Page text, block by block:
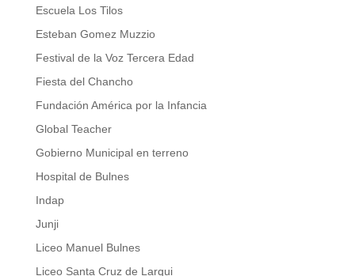
Escuela Los Tilos
Esteban Gomez Muzzio
Festival de la Voz Tercera Edad
Fiesta del Chancho
Fundación América por la Infancia
Global Teacher
Gobierno Municipal en terreno
Hospital de Bulnes
Indap
Junji
Liceo Manuel Bulnes
Liceo Santa Cruz de Larqui